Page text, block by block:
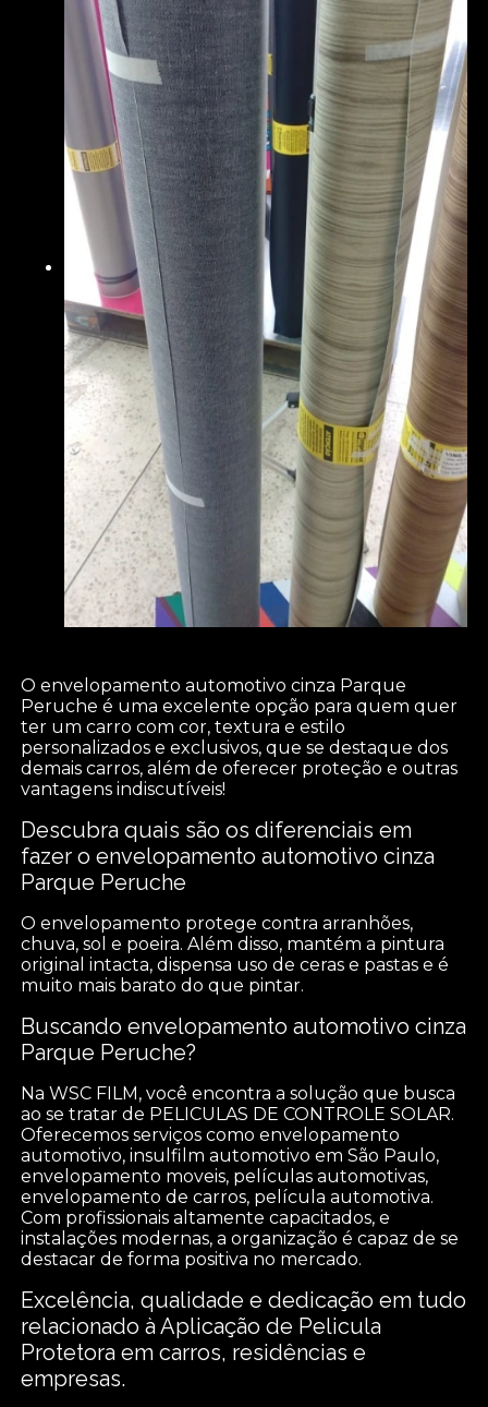
O envelopamento automotivo cinza Parque
Peruche é uma excelente opção para quem quer
ter um carro com cor, textura e estilo
personalizados e exclusivos, que se destaque dos
demais carros, além de oferecer proteção e outras
vantagens indiscutíveis!
Descubra quais são os diferenciais em
fazer o envelopamento automotivo cinza
Parque Peruche
O envelopamento protege contra arranhões,
chuva, sol e poeira. Além disso, mantém a pintura
original intacta, dispensa uso de ceras e pastas e é
muito mais barato do que pintar.
Buscando envelopamento automotivo cinza
Parque Peruche?
Na WSC FILM, você encontra a solução que busca
ao se tratar de PELICULAS DE CONTROLE SOLAR.
Oferecemos serviços como envelopamento
automotivo, insulfilm automotivo em São Paulo,
envelopamento moveis, películas automotivas,
envelopamento de carros, película automotiva.
Com profissionais altamente capacitados, e
instalações modernas, a organização é capaz de se
destacar de forma positiva no mercado.
Excelência, qualidade e dedicação em tudo
relacionado à Aplicação de Pelicula
Protetora em carros, residências e
empresas.